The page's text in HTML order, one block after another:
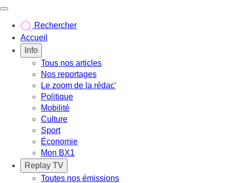
Rechercher
Accueil
Info
Tous nos articles
Nos reportages
Le zoom de la rédac'
Politique
Mobilité
Culture
Sport
Économie
Mon BX1
Replay TV
Toutes nos émissions